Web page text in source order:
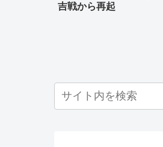
吉戦から再起